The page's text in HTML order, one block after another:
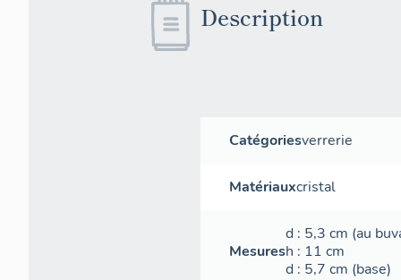
Description
Catégoriesverrerie
Matériauxcristal
Mesures
d : 5,3 cm (au
h : 11 cm
d : 5,7 cm (base)